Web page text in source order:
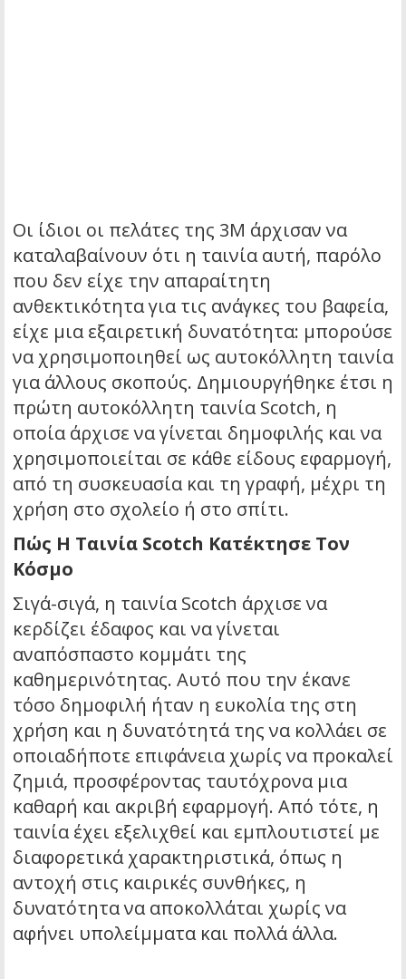
Οι ίδιοι οι πελάτες της 3M άρχισαν να
καταλαβαίνουν ότι η ταινία αυτή, παρόλο
που δεν είχε την απαραίτητη
ανθεκτικότητα για τις ανάγκες του βαφεία,
είχε μια εξαιρετική δυνατότητα: μπορούσε
να χρησιμοποιηθεί ως αυτοκόλλητη ταινία
για άλλους σκοπούς. Δημιουργήθηκε έτσι η
πρώτη αυτοκόλλητη ταινία Scotch, η
οποία άρχισε να γίνεται δημοφιλής και να
χρησιμοποιείται σε κάθε είδους εφαρμογή,
από τη συσκευασία και τη γραφή, μέχρι τη
χρήση στο σχολείο ή στο σπίτι.
Πώς Η Ταινία Scotch Κατέκτησε Τον
Κόσμο
Σιγά-σιγά, η ταινία Scotch άρχισε να
κερδίζει έδαφος και να γίνεται
αναπόσπαστο κομμάτι της
καθημερινότητας. Αυτό που την έκανε
τόσο δημοφιλή ήταν η ευκολία της στη
χρήση και η δυνατότητά της να κολλάει σε
οποιαδήποτε επιφάνεια χωρίς να προκαλεί
ζημιά, προσφέροντας ταυτόχρονα μια
καθαρή και ακριβή εφαρμογή. Από τότε, η
ταινία έχει εξελιχθεί και εμπλουτιστεί με
διαφορετικά χαρακτηριστικά, όπως η
αντοχή στις καιρικές συνθήκες, η
δυνατότητα να αποκολλάται χωρίς να
αφήνει υπολείμματα και πολλά άλλα.